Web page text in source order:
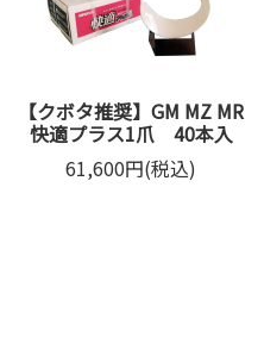
【クボタ推奨】GM MZ MR
快適プラス1爪 40本入
61,600円(税込)